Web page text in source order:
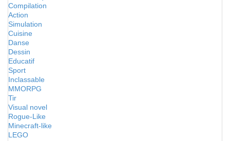
Compilation
Action
Simulation
Cuisine
Danse
Dessin
Educatif
Sport
Inclassable
MMORPG
Tir
Visual novel
Rogue-Like
Minecraft-like
LEGO